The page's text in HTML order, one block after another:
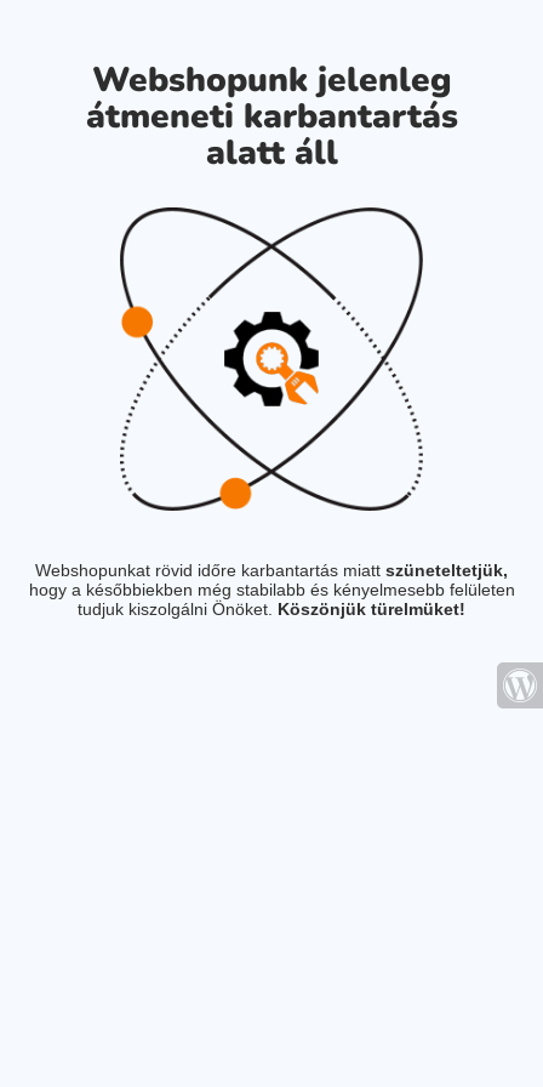
Webshopunk jelenleg
átmeneti karbantartás
alatt áll
Webshopunkat rövid időre karbantartás miatt szüneteltetjük,
hogy a későbbiekben még stabilabb és kényelmesebb felületen
tudjuk kiszolgálni Önöket. Köszönjük türelmüket!